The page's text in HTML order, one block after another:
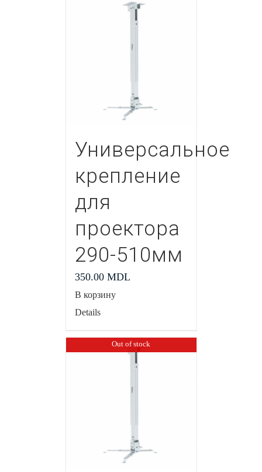
Универсальное
крепление
для
проектора
290-510мм
350.00 MDL
В корзину
Details
Out of stock